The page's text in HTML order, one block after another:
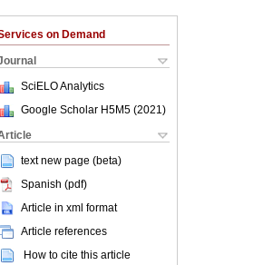
on Demand
SciELO Analytics
Google Scholar H5M5 (2021 )
text new page (beta)
Spanish (pdf)
Article in xml format
Article references
How to cite this article